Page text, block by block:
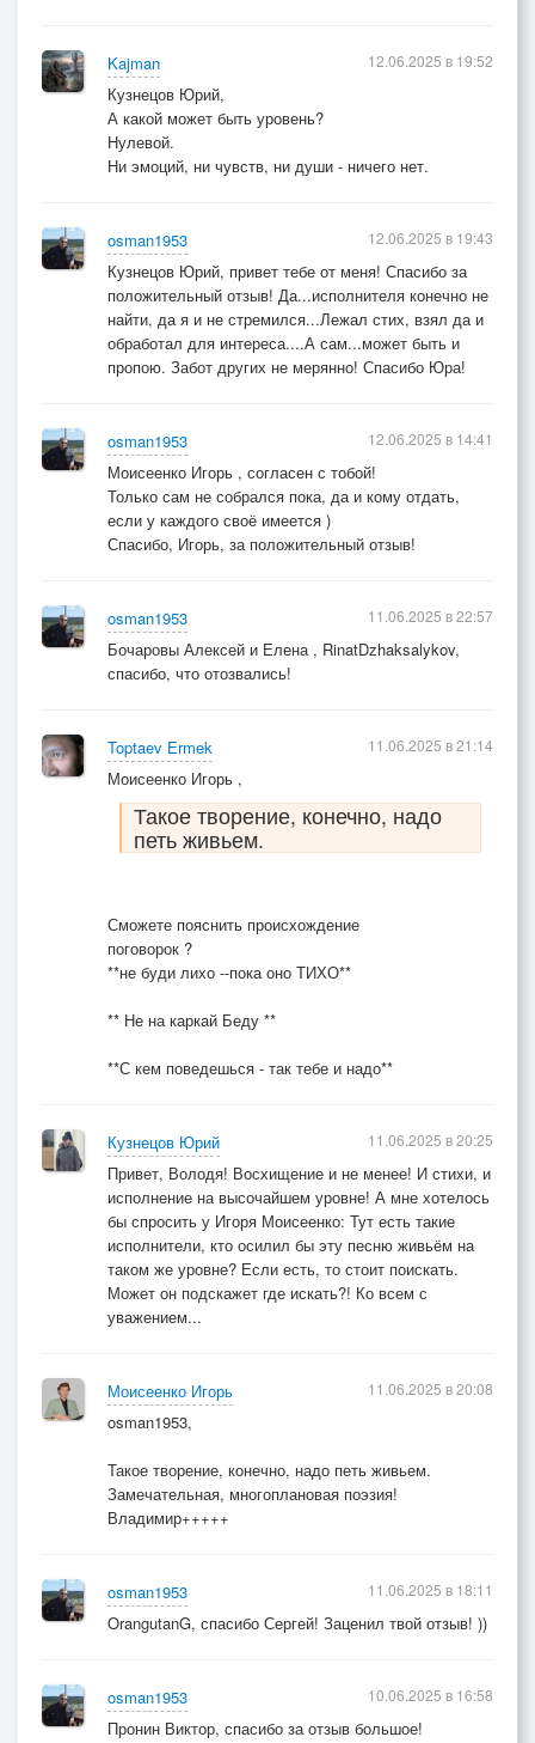
Kajman
Кузнецов Юрий,
А какой может быть уровень?
Нулевой.
Ни эмоций, ни чувств, ни души - ничего нет.
12.06.2025 в 19:52
osman1953
Кузнецов Юрий, привет тебе от меня! Спасибо за
положительный отзыв! Да...исполнителя конечно не
найти, да я и не стремился...Лежал стих, взял да и
обработал для интереса....А сам...может быть и
пропою. Забот других не мерянно! Спасибо Юра!
12.06.2025 в 19:43
osman1953
Моисеенко Игорь , согласен с тобой!
Только сам не собрался пока, да и кому отдать,
если у каждого своё имеется )
Спасибо, Игорь, за положительный отзыв!
12.06.2025 в 14:41
osman1953
Бочаровы Алексей и Елена , RinatDzhaksalykov,
спасибо, что отозвались!
11.06.2025 в 22:57
Toptaev Ermek
Моисеенко Игорь ,
Такое творение, конечно, надо
петь живьем.
Сможете пояснить происхождение
поговорок ?
**не буди лихо --пока оно ТИХО**
** Не на каркай Беду **
**С кем поведешься - так тебе и надо**
11.06.2025 в 21:14
Кузнецов Юрий
Привет, Володя! Восхищение и не менее! И стихи, и
исполнение на высочайшем уровне! А мне хотелось
бы спросить у Игоря Моисеенко: Тут есть такие
исполнители, кто осилил бы эту песню живьём на
таком же уровне? Если есть, то стоит поискать.
Может он подскажет где искать?! Ко всем с
уважением...
11.06.2025 в 20:25
Моисеенко Игорь
osman1953,
Такое творение, конечно, надо петь живьем.
Замечательная, многоплановая поэзия!
Владимир+++++
11.06.2025 в 20:08
osman1953
OrangutanG, спасибо Сергей! Заценил твой отзыв! ))
11.06.2025 в 18:11
osman1953
Пронин Виктор, спасибо за отзыв большое!
10.06.2025 в 16:58